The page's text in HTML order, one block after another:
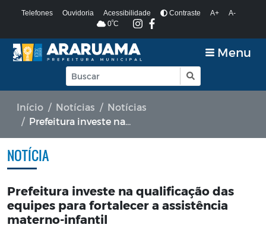
Telefones Ouvidoria Acessibilidade Contraste A+
A-
0ºC
Menu
Início Notícias
Notícias
Prefeitura investe na qualificação das equipes para fortalecer a assistência materno-infantil
NOTÍCIA
Prefeitura investe na qualificação das
equipes para fortalecer a assistência
materno-infantil